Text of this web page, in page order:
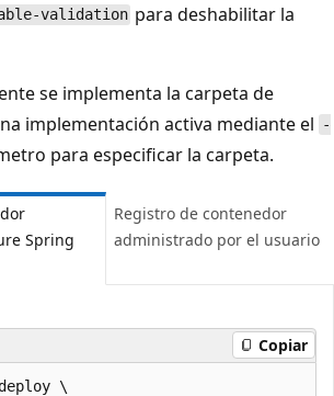
validation para deshabilitar la
se implementa la carpeta de
implementación activa mediante el
-
para especificar la carpeta.
Spring
Registro de contenedor
administrado por el usuario
Copiar
\